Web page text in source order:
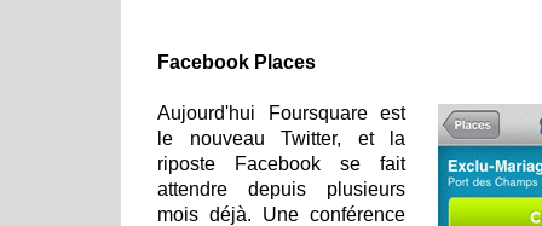
Facebook Places
Aujourd'hui Foursquare est
le nouveau Twitter, et la
riposte Facebook se fait
attendre depuis plusieurs
mois déjà. Une conférence